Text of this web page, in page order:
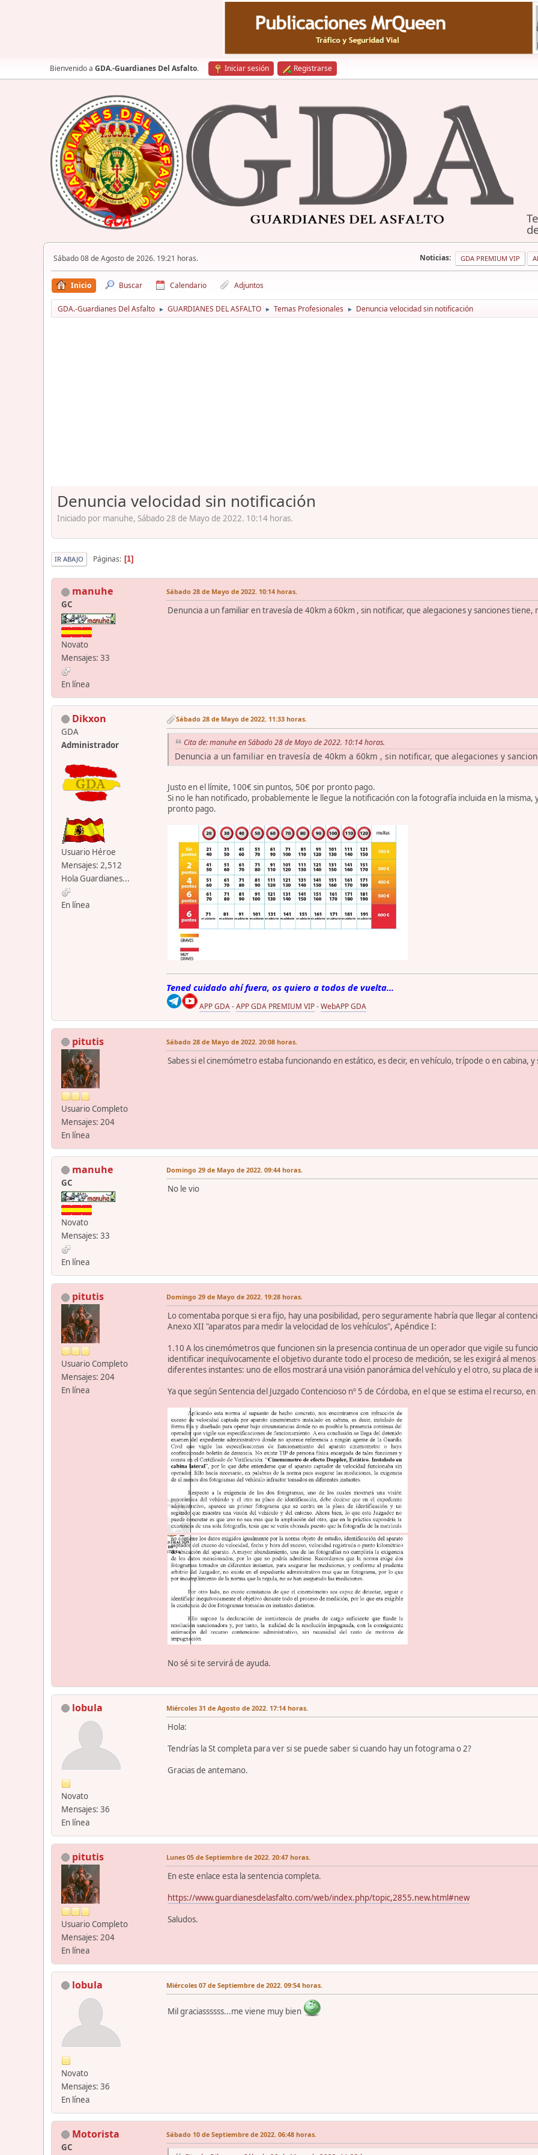
Bienvenido a GDA.-Guardianes Del Asfalto. Iniciar sesión Registrarse
Sábado 08 de Agosto de 2026. 19:21 horas. Noticias: GDA PREMIUM VIP
Inicio Buscar Calendario Adjuntos
GDA.-Guardianes Del Asfalto ► GUARDIANES DEL ASFALTO ► Temas Profesionales ► Denuncia velocidad sin notificación
Denuncia velocidad sin notificación
Iniciado por manuhe, Sábado 28 de Mayo de 2022. 10:14 horas.
IR ABAJO Páginas 1
manuhe
GC
Novato
Mensajes: 33
En línea
Sábado 28 de Mayo de 2022. 10:14 horas.
Denuncia a un familiar en travesía de 40km a 60km , sin notificar, que alegaciones y sanciones tiene,
Dikxon
GDA
Administrador
Usuario Héroe
Mensajes: 2,512
Hola Guardianes...
En línea
Sábado 28 de Mayo de 2022. 11:33 horas.
Cita de: manuhe en Sábado 28 de Mayo de 2022. 10:14 horas.
Denuncia a un familiar en travesía de 40km a 60km , sin notificar, que alegaciones y
Justo en el límite, 100€ sin puntos, 50€ por pronto pago.
Si no le han notificado, probablemente le llegue la notificación con la fotografía incluida en la misma,
pronto pago.
Tened cuidado ahí fuera, os quiero a todos de vuelta...
APP GDA-APP GDA PREMIUM VIP-WebAPP GDA
pitutis
Usuario Completo
Mensajes: 204
En línea
Sábado 28 de Mayo de 2022. 20:08 horas.
Sabes si el cinemómetro estaba funcionando en estático, es decir, en vehículo, trípode o en cabina,
manuhe
GC
Novato
Mensajes: 33
En línea
Domingo 29 de Mayo de 2022. 09:44 horas.
No le vio
pitutis
Usuario Completo
Mensajes: 204
En línea
Domingo 29 de Mayo de 2022. 19:28 horas.
Lo comentaba porque si era fijo, hay una posibilidad, pero seguramente habría que llegar al
Anexo XII "aparatos para medir la velocidad de los vehículos", Apéndice I:
1.10 A los cinemómetros que funcionen sin la presencia continua de un operador que vigile su
identificar inequívocamente el objetivo durante todo el proceso de medición, se les exigirá al
diferentes instantes: uno de ellos mostrará una visión panorámica del vehículo y el otro, su placa de
Ya que según Sentencia del Juzgado Contencioso nº 5 de Córdoba, en el que se estima el recurso,
No sé si te servirá de ayuda.
lobula
Novato
Mensajes: 36
En línea
Miércoles 31 de Agosto de 2022. 17:14 horas.
Hola:
Tendrías la St completa para ver si se puede saber si cuando hay un fotograma o 2?
Gracias de antemano.
pitutis
Usuario Completo
Mensajes: 204
En línea
Lunes 05 de Septiembre de 2022. 20:47 horas.
En este enlace esta la sentencia completa.
https://www.guardianesdelasfalto.com/web/index.php/topic,2855.new.html#new
Saludos.
lobula
Novato
Mensajes: 36
En línea
Miércoles 07 de Septiembre de 2022. 09:54 horas.
Mil graciassssss...me viene muy bien
Motorista
GC
Sábado 10 de Septiembre de 2022. 06:48 horas.